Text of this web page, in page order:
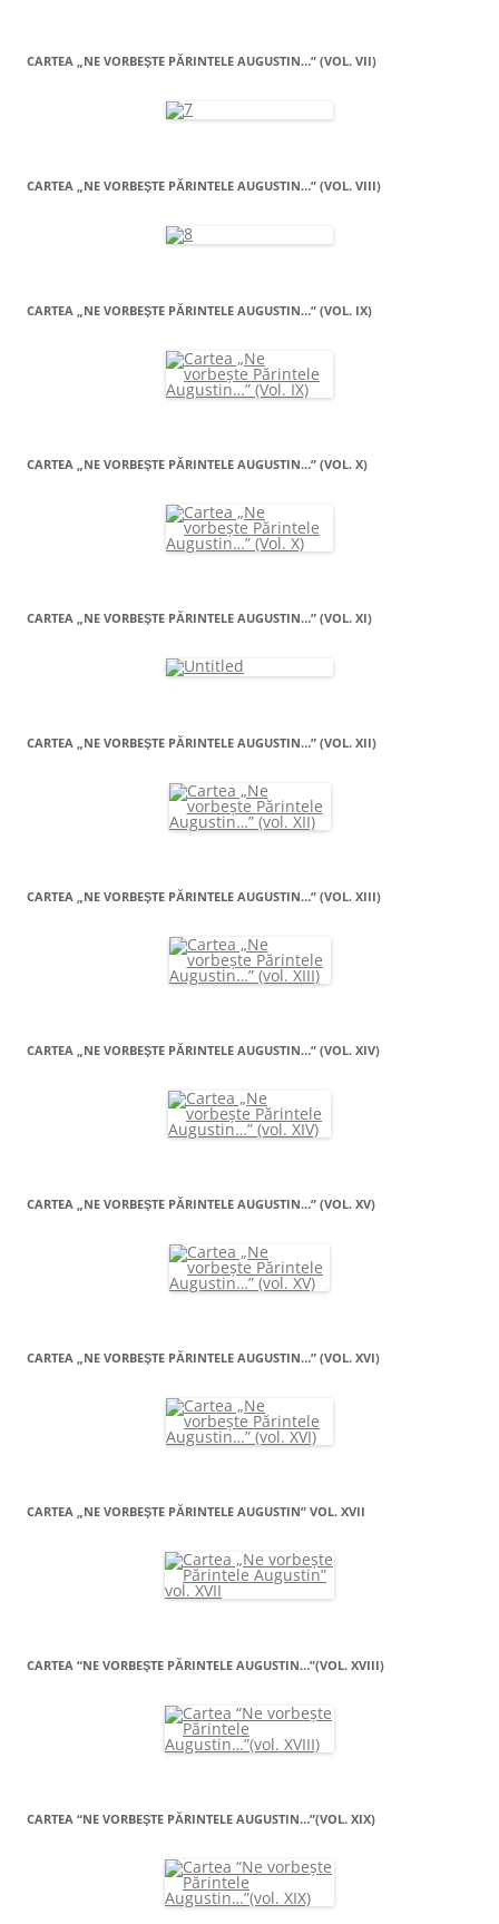
CARTEA „NE VORBEŞTE PĂRINTELE AUGUSTIN…” (VOL. VII)
CARTEA „NE VORBEŞTE PĂRINTELE AUGUSTIN…” (VOL. VIII)
CARTEA „NE VORBEŞTE PĂRINTELE AUGUSTIN…” (VOL. IX)
CARTEA „NE VORBEŞTE PĂRINTELE AUGUSTIN…” (VOL. X)
CARTEA „NE VORBEŞTE PĂRINTELE AUGUSTIN…” (VOL. XI)
CARTEA „NE VORBEŞTE PĂRINTELE AUGUSTIN…” (VOL. XII)
CARTEA „NE VORBEŞTE PĂRINTELE AUGUSTIN…” (VOL. XIII)
CARTEA „NE VORBEŞTE PĂRINTELE AUGUSTIN…” (VOL. XIV)
CARTEA „NE VORBEŞTE PĂRINTELE AUGUSTIN…” (VOL. XV)
CARTEA „NE VORBEŞTE PĂRINTELE AUGUSTIN…” (VOL. XVI)
CARTEA „NE VORBEŞTE PĂRINTELE AUGUSTIN” VOL. XVII
CARTEA “NE VORBEŞTE PĂRINTELE AUGUSTIN…”(VOL. XVIII)
CARTEA “NE VORBEŞTE PĂRINTELE AUGUSTIN…”(VOL. XIX)